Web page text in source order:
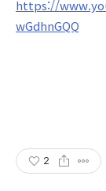
https://
wGdhnGQQ
2